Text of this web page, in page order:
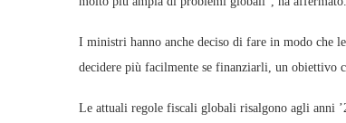
I ministri hanno anche deciso di fare in modo che
decidere più facilmente se finanziarli, un obiettivo
Le attuali regole fiscali globali risalgono agli anni